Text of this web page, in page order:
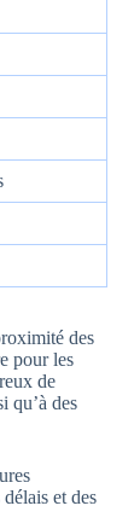
des
pour les
de
qu’à des
et des